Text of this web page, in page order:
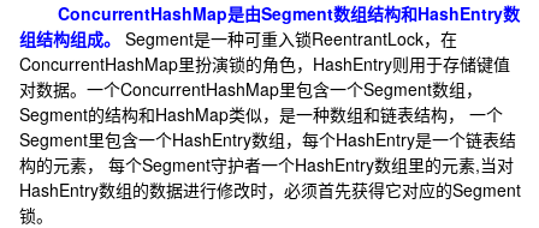
ConcurrentHashMap是由Segment数组结构和HashEntry数
组结构组成。 Segment是一种可重入锁ReentrantLock，在
ConcurrentHashMap里扮演锁的角色，HashEntry则用于存储键值
对数据。一个ConcurrentHashMap里包含一个Segment数组，
Segment的结构和HashMap类似，是一种数组和链表结构， 一个
Segment里包含一个HashEntry数组，每个HashEntry是一个链表结
构的元素， 每个Segment守护者一个HashEntry数组里的元素,当对
HashEntry数组的数据进行修改时，必须首先获得它对应的Segment
锁。